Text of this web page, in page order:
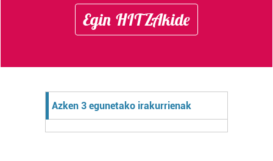
Egin HITZAkide
Azken 3 egunetako irakurrienak